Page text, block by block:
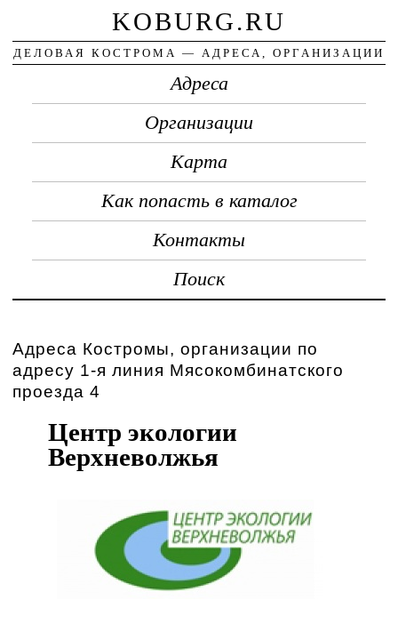
KOBURG.RU
ДЕЛОВАЯ КОСТРОМА — АДРЕСА, ОРГАНИЗАЦИИ
Адреса
Организации
Карта
Как попасть в каталог
Контакты
Поиск
Адреса Костромы, организации по
адресу 1-я линия Мясокомбинатского
проезда 4
Центр экологии
Верхневолжья